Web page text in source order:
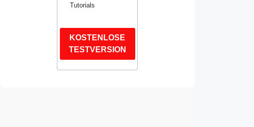
Tutorials
KOSTENLOSE
TESTVERSION